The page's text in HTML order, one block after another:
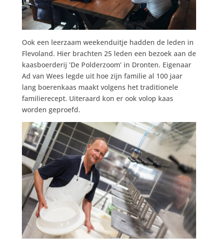
Ook een leerzaam weekenduitje hadden de leden in
Flevoland. Hier brachten 25 leden een bezoek aan de
kaasboerderij ‘De Polderzoom’ in Dronten. Eigenaar
Ad van Wees legde uit hoe zijn familie al 100 jaar
lang boerenkaas maakt volgens het traditionele
familierecept. Uiteraard kon er ook volop kaas
worden geproefd.